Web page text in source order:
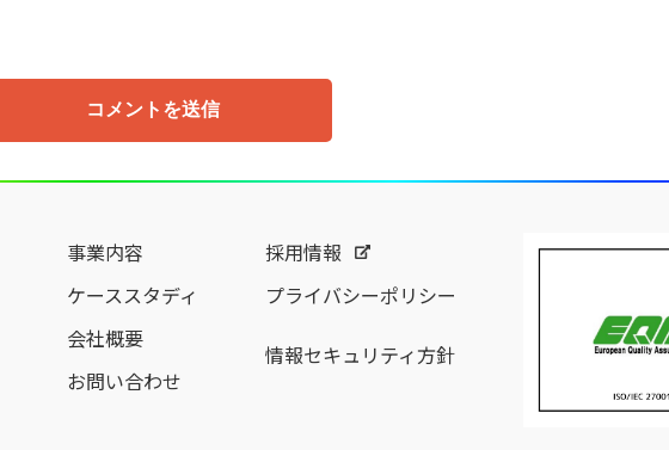
事業内容
ケーススタディ
会社概要
お問い合わせ
採用情報
プライバシーポリシー
情報セキュリティ方針